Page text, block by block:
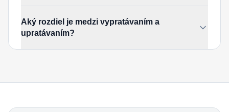
Aký rozdiel je medzi vypratávaním a
upratávaním?